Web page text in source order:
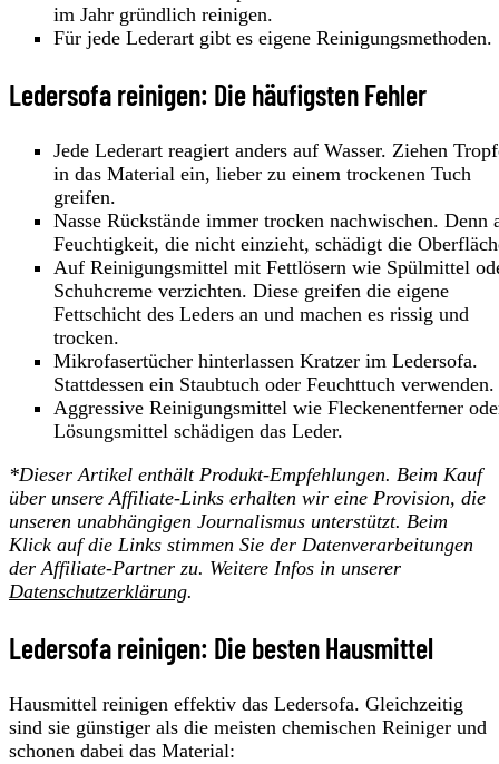
im Jahr gründlich reinigen.
Für jede Lederart gibt es eigene Reinigungsmethoden.
Ledersofa reinigen: Die häufigsten Fehler
Jede Lederart reagiert anders auf Wasser. Ziehen
in das Material ein, lieber zu einem trockenen Tuch
greifen.
Nasse Rückstände immer trocken nachwischen. Denn
Feuchtigkeit, die nicht einzieht, schädigt die
Auf Reinigungsmittel mit Fettlösern wie Spülmittel
Schuhcreme verzichten. Diese greifen die eigene
Fettschicht des Leders an und machen es rissig und
trocken.
Mikrofasertücher hinterlassen Kratzer im Ledersofa.
Stattdessen ein Staubtuch oder Feuchttuch verwenden.
Aggressive Reinigungsmittel wie Fleckenentferner
Lösungsmittel schädigen das Leder.
*Dieser Artikel enthält Produkt-Empfehlungen. Beim Kauf
über unsere Affiliate-Links erhalten wir eine Provision, die
unseren unabhängigen Journalismus unterstützt. Beim
Klick auf die Links stimmen Sie der Datenverarbeitungen
der Affiliate-Partner zu. Weitere Infos in unserer
Datenschutzerklärung.
Ledersofa reinigen: Die besten Hausmittel
Hausmittel reinigen effektiv das Ledersofa. Gleichzeitig
sind sie günstiger als die meisten chemischen Reiniger und
schonen dabei das Material: